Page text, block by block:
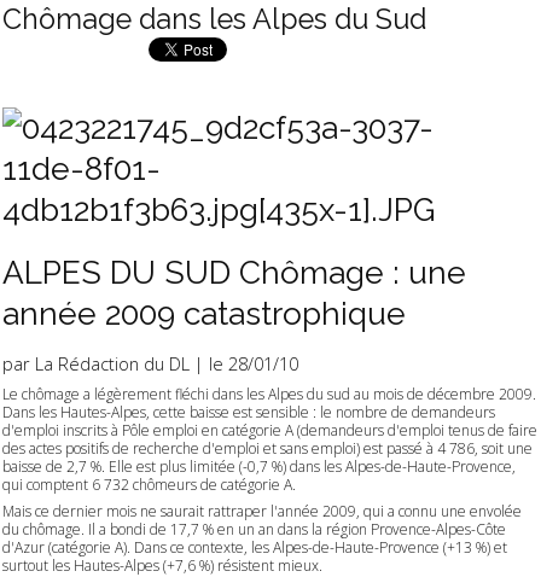
Chômage dans les Alpes du Sud
ALPES DU SUD Chômage : une
année 2009 catastrophique
par La Rédaction du DL | le 28/01/10
Le chômage a légèrement fléchi dans les Alpes du sud au mois de décembre 2009.
Dans les Hautes-Alpes, cette baisse est sensible : le nombre de demandeurs
d'emploi inscrits à Pôle emploi en catégorie A (demandeurs d'emploi tenus de faire
des actes positifs de recherche d'emploi et sans emploi) est passé à 4 786, soit une
baisse de 2,7 %. Elle est plus limitée (-0,7 %) dans les Alpes-de-Haute-Provence,
qui comptent 6 732 chômeurs de catégorie A.
Mais ce dernier mois ne saurait rattraper l'année 2009, qui a connu une envolée
du chômage. Il a bondi de 17,7 % en un an dans la région Provence-Alpes-Côte
d'Azur (catégorie A). Dans ce contexte, les Alpes-de-Haute-Provence (+13 %) et
surtout les Hautes-Alpes (+7,6 %) résistent mieux.